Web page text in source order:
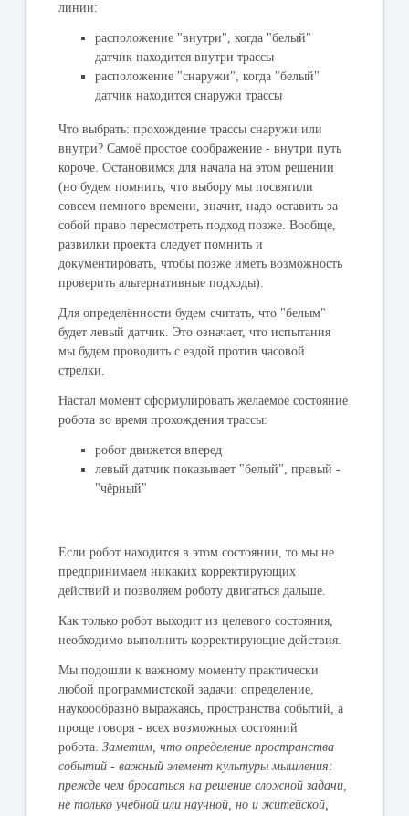
линии:
расположение "внутри", когда "белый"
датчик находится внутри трассы
расположение "снаружи", когда "белый"
датчик находится снаружи трассы
Что выбрать: прохождение трассы снаружи или
внутри? Самоё простое соображение - внутри путь
короче. Остановимся для начала на этом решении
(но будем помнить, что выбору мы посвятили
совсем немного времени, значит, надо оставить за
собой право пересмотреть подход позже. Вообще,
развилки проекта следует помнить и
документировать, чтобы позже иметь возможность
проверить альтернативные подходы).
Для определённости будем считать, что "белым"
будет левый датчик. Это означает, что испытания
мы будем проводить с ездой против часовой
стрелки.
Настал момент сформулировать желаемое состояние
робота во время прохождения трассы:
робот движется вперед
левый датчик показывает "белый", правый -
"чёрный"
Если робот находится в этом состоянии, то мы не
предпринимаем никаких корректирующих
действий и позволяем роботу двигаться дальше.
Как только робот выходит из целевого состояния,
необходимо выполнить корректирующие действия.
Мы подошли к важному моменту практически
любой программистской задачи: определение,
наукоообразно выражаясь, пространства событий, а
проще говоря - всех возможных состояний
робота.Заметим, что определение пространства
событий - важный элемент культуры мышления:
прежде чем бросаться на решение сложной задачи,
не только учебной или научной, но и житейской,